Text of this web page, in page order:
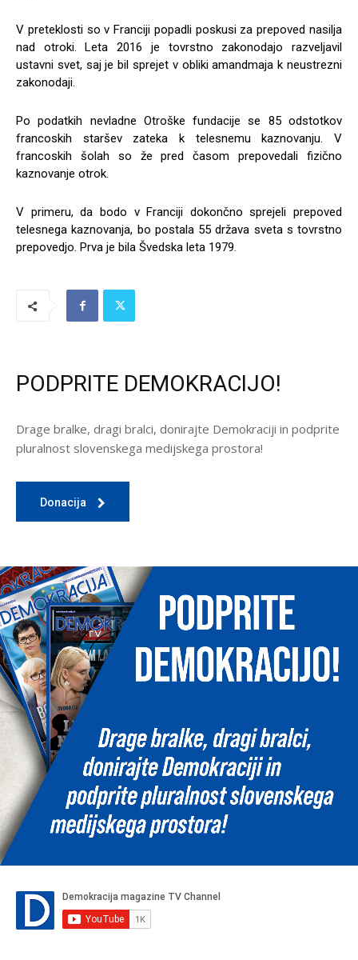
V preteklosti so v Franciji popadli poskusi za prepoved nasilja
nad otroki. Leta 2016 je tovrstno zakonodajo razveljavil
ustavni svet, saj je bil sprejet v obliki amandmaja k neustrezni
zakonodaji.
Po podatkih nevladne Otroške fundacije se 85 odstotkov
francoskih staršev zateka k telesnemu kaznovanju. V
francoskih šolah so že pred časom prepovedali fizično
kaznovanje otrok.
V primeru, da bodo v Franciji dokončno sprejeli prepoved
telesnega kaznovanja, bo postala 55 država sveta s tovrstno
prepovedjo. Prva je bila Švedska leta 1979.
PODPRITE DEMOKRACIJO!
Drage bralke, dragi bralci, donirajte Demokraciji in podprite
pluralnost slovenskega medijskega prostora!
Donacija